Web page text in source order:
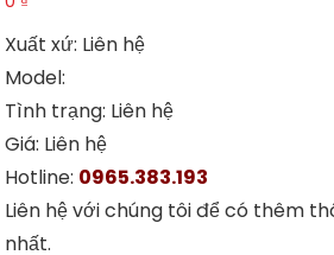
Xuất xứ: Liên hệ
Model:
Tình trạng: Liên hệ
Giá: Liên hệ
Hotline: 0965.383.193
Liên hệ với chúng tôi để có thêm
nhất.